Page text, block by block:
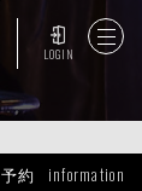
LOGIN
予約 information